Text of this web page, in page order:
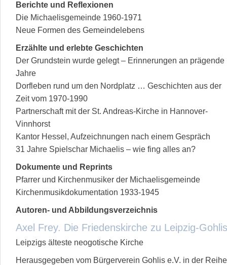
Berichte und Reflexionen
Die Michaelisgemeinde 1960-1971
Neue Formen des Gemeindelebens
Erzählte und erlebte Geschichten
Der Grundstein wurde gelegt – Erinnerungen an prägende
Jahre
Dorfleben rund um den Nordplatz … Geschichten aus der
Zeit vom 1970-1990
Partnerschaft mit der St. Andreas-Kirche in Hannover-
Vinnhorst
Kantor Hessel, Aufzeichnungen nach einem Gespräch
31 Jahre Spielschar Michaelis – wie fing alles an?
Dokumente und Reprints
Pfarrer und Kirchenmusiker der Michaelisgemeinde
Kirchenmusikdokumentation 1933-1945
Autoren- und Abbildungsverzeichnis
Axel Frey. Die Friedenskirche zu Leipzig-Gohlis
Leipzigs älteste neogotische Kirche
Herausgegeben vom Bürgerverein Gohlis e.V. in der Reihe